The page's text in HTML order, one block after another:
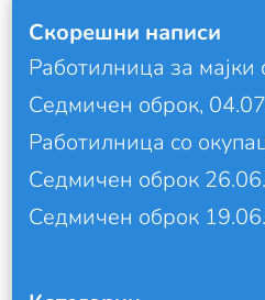
Скорешни написи
Работилница за мајки
Седмичен оброк,
Работилница со
Седмичен оброк
Седмичен оброк